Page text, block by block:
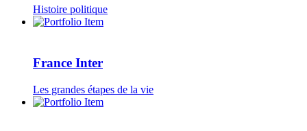
Histoire politique
France Inter
Les grandes étapes de la vie